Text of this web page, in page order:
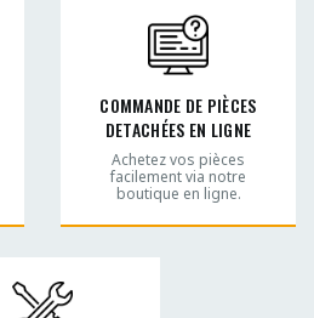
COMMANDE DE PIÈCES
DETACHÉES EN LIGNE
Achetez vos pièces
facilement via notre
boutique en ligne.